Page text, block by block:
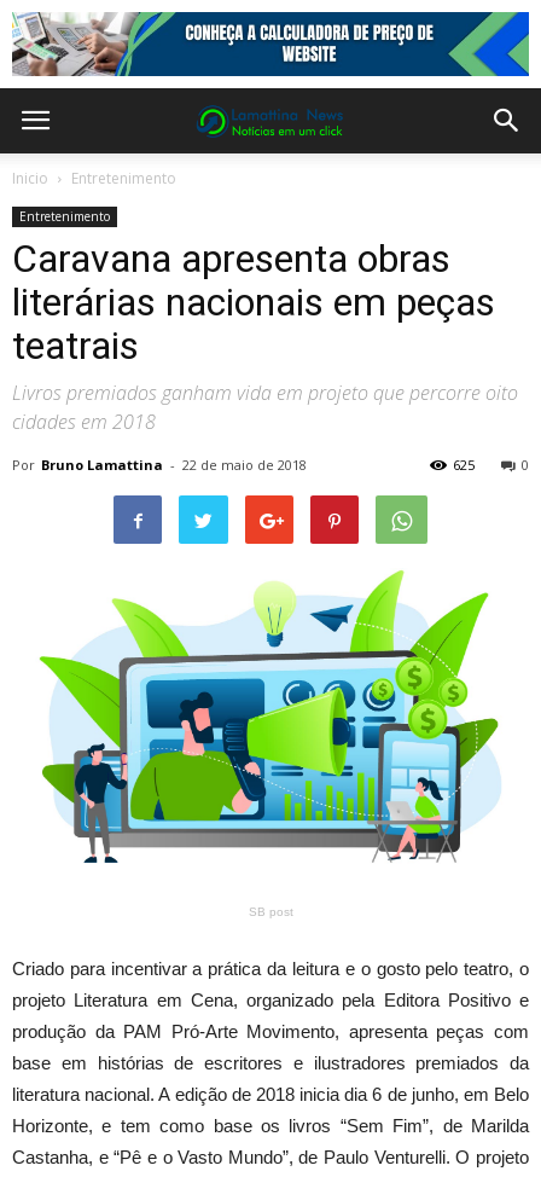
Inicio Entretenimento
Entretenimento
Caravana apresenta obras
literárias nacionais em peças
teatrais
Livros premiados ganham vida em projeto que percorre oito
cidades em 2018
Por Bruno Lamattina - 22 de maio de 2018 0
625
SB post
Criado para incentivar a prática da leitura e o gosto pelo teatro, o
projeto Literatura em Cena, organizado pela Editora Positivo e
produção da PAM Pró-Arte Movimento, apresenta peças com
base em histórias de escritores e ilustradores premiados da
literatura nacional. A edição de 2018 inicia dia 6 de junho, em Belo
Horizonte, e tem como base os livros “Sem Fim”, de Marilda
Castanha, e “Pê e o Vasto Mundo”, de Paulo Venturelli. O projeto